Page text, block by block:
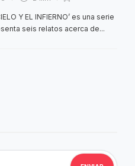
Y EL INFIERNO’ es una serie
seis relatos acerca de...